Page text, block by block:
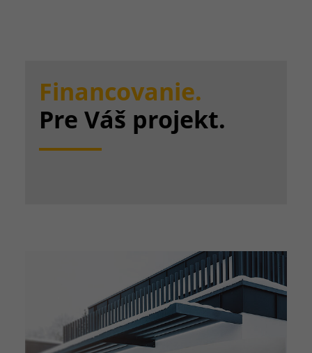
Financovanie.
Pre Váš projekt.